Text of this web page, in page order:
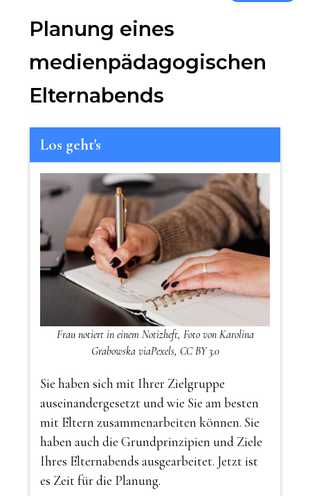
Planung eines
medienpädagogischen
Elternabends
Los geht's
Frau notiert in einem Notizheft, Foto von Karolina
Grabowska viaPexels, CC BY 3.0
Sie haben sich mit Ihrer Zielgruppe
auseinandergesetzt und wie Sie am besten
mit Eltern zusammenarbeiten können. Sie
haben auch die Grundprinzipien und Ziele
Ihres Elternabends ausgearbeitet. Jetzt ist
es Zeit für die Planung.